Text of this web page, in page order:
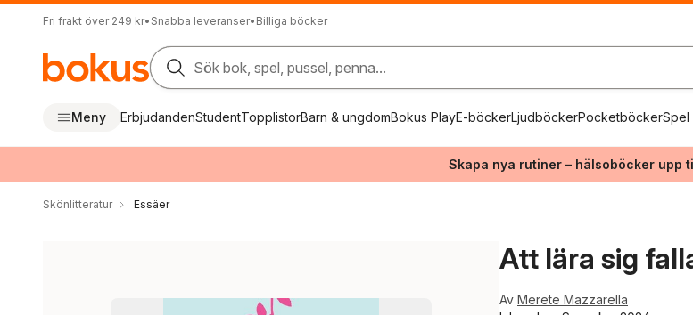
Fri frakt över 249 kr• Snabba leveranser• Billiga böcker
Sök bok, spel, pussel, penna...
Meny ErbjudandenStudentTopplistorBarn & ungdomBokus PlayE-böckerLjudböckerPocketböckerSpel
Skapa nya rutiner – hälsoböcker upp
Skönlitteratur Essäer
Att lära sig
Av Merete Mazzarella